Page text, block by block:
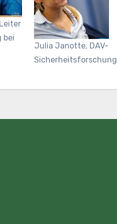
bei
Julia Janotte, DAV-
Sicherheitsforschung